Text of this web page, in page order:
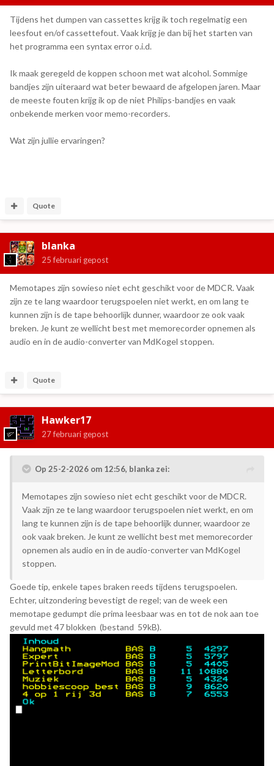
Tijdens het dumpen van cassettes krijg ik toch regelmatig een
leesfout en/of cassettefout. Vaak krijg je dan bij het starten van
het programma een syntax error o.i.d.
Ik maak geregeld de koppen schoon met wat alcohol. Sommige
bandjes zijn uiteraard wat beter bewaard de afgelopen jaren. Maar
de meeste fouten krijg ik op de niet Philips-bandjes en vaak
onbekende merken voor memo-recorders.
Wat zijn jullie ervaringen?
Quote
blanka
25 februari gepost
Memotapes zijn sowieso niet echt geschikt voor de MDCR. Vaak
zijn ze te lang waardoor terugspoelen niet werkt, en om lang te
kunnen zijn is de tape behoorlijk dunner, waardoor ze ook vaak
breken. Je kunt ze wellicht best met memorecorder opnemen als
audio en in de audio-converter van MdKogel stoppen.
Quote
Hawker17
27 februari gepost
Op 25-2-2026 om 12:56, blanka zei:
Memotapes zijn sowieso niet echt geschikt voor de MDCR.
Vaak zijn ze te lang waardoor terugspoelen niet werkt, en om
lang te kunnen zijn is de tape behoorlijk dunner, waardoor ze
ook vaak breken. Je kunt ze wellicht best met memorecorder
opnemen als audio en in de audio-converter van MdKogel
stoppen.
Goede tip, enkele tapes braken reeds tijdens terugspoelen.
Echter, uitzondering bevestigt de regel; van de week een
memotape gedumpt die prima leesbaar was en tot de nok aan toe
gevuld met 47 blokken (bestand 59kB).